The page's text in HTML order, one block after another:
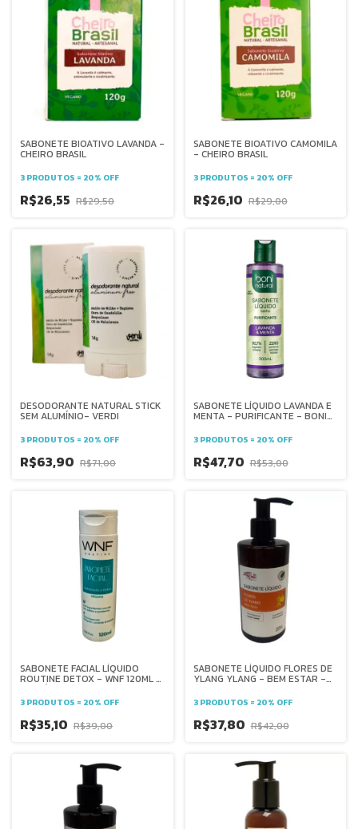
SABONETE BIOATIVO LAVANDA -
CHEIRO BRASIL
3 PRODUTOS = 20% OFF
R$26,55 R$29,50
SABONETE BIOATIVO CAMOMILA
- CHEIRO BRASIL
3 PRODUTOS = 20% OFF
R$26,10 R$29,00
DESODORANTE NATURAL STICK
SEM ALUMÍNIO- VERDI
3 PRODUTOS = 20% OFF
R$63,90 R$71,00
SABONETE LÍQUIDO LAVANDA E
MENTA - PURIFICANTE - BONI
3 PRODUTOS = 20% OFF
R$47,70 R$53,00
SABONETE FACIAL LÍQUIDO
ROUTINE DETOX - WNF 120ML -
COM ÓLEOS ESSENCIAIS
3 PRODUTOS = 20% OFF
R$35,10 R$39,00
SABONETE LÍQUIDO FLORES DE
YLANG YLANG - BEM ESTAR -
3 PRODUTOS = 20% OFF
R$37,80 R$42,00